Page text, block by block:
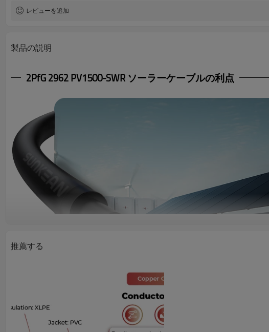
レビューを追加
製品の説明
2PfG 2962 PV1500-SWR ソーラーケーブルの利点
2PfG 2962 PV1500-SWR ソーラーケーブル技術データ
定格温度
-40℃〜90℃
推薦する